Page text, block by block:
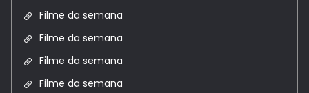
Filme da semana
Filme da semana
Filme da semana
Filme da semana